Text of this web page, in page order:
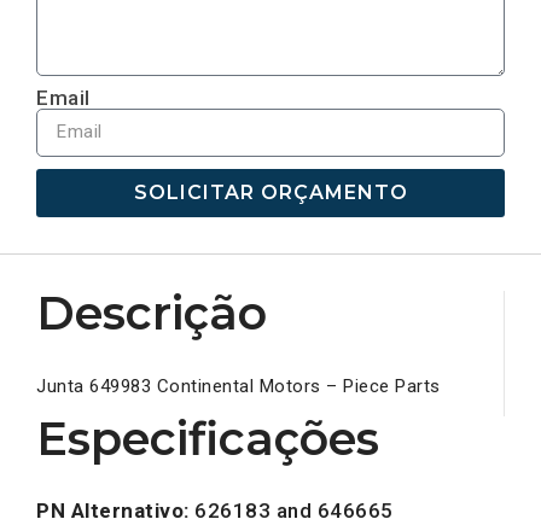
Email
SOLICITAR ORÇAMENTO
Descrição
Junta 649983 Continental Motors – Piece Parts
Especificações
PN Alternativo: 626183 and 646665